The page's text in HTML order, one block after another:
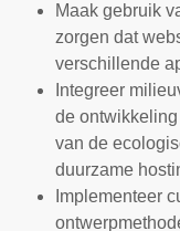
Maak gebruik
zorgen dat
verschillende
Integreer
de
van de
duurzame
Implementeer